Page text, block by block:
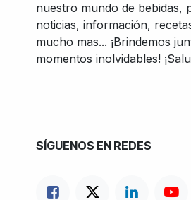
nuestro mundo de bebidas,
noticias, información,
mucho mas... ¡Brindemos
momentos inolvidables!
SÍGUENOS EN REDES